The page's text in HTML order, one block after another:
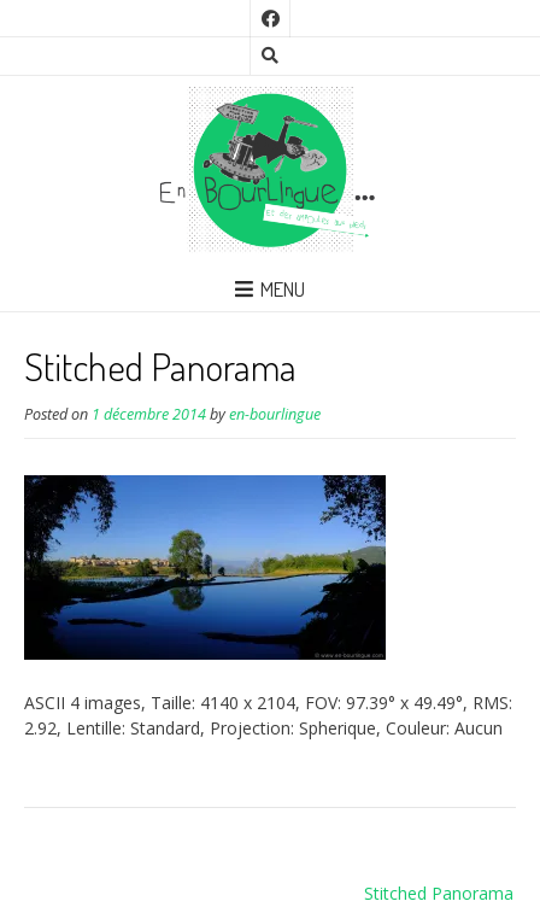
MENU
Stitched Panorama
Posted on 1 décembre 2014byen-bourlingue
ASCII 4 images, Taille: 4140 x 2104, FOV: 97.39° x 49.49°, RMS:
2.92, Lentille: Standard, Projection: Spherique, Couleur: Aucun
Stitched Panorama